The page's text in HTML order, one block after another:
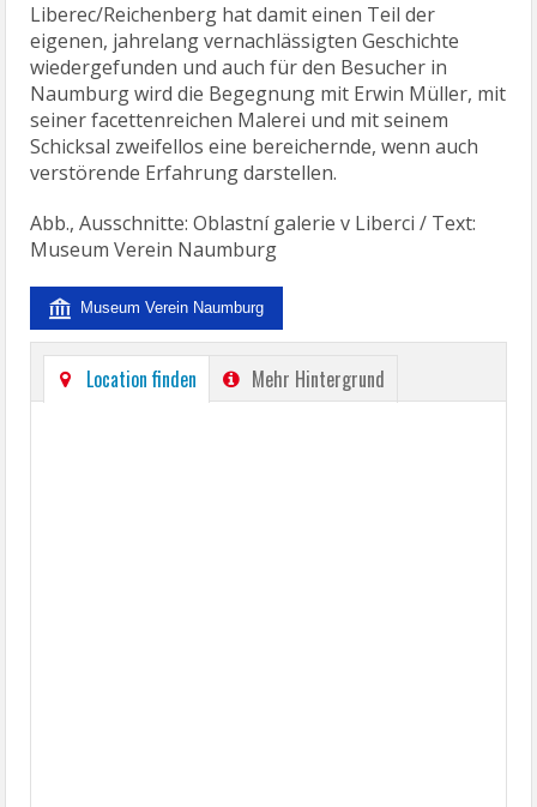
Liberec/Reichenberg hat damit einen Teil der
eigenen, jahrelang vernachlässigten Geschichte
wiedergefunden und auch für den Besucher in
Naumburg wird die Begegnung mit Erwin Müller, mit
seiner facettenreichen Malerei und mit seinem
Schicksal zweifellos eine bereichernde, wenn auch
verstörende Erfahrung darstellen.
Abb., Ausschnitte: Oblastní galerie v Liberci / Text:
Museum Verein Naumburg
Museum Verein Naumburg
Location finden Mehr Hintergrund